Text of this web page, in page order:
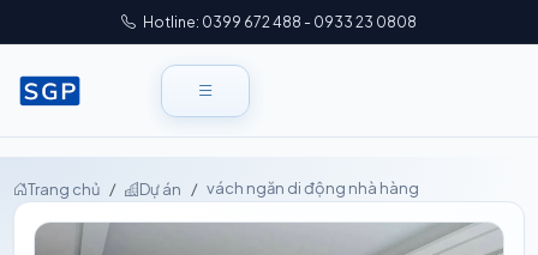
Hotline: 0399 672 488 - 0933 23 0808
Trang chủ Dự án vách ngăn di động nhà hàng